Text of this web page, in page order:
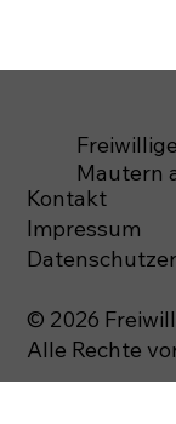
Kontakt
Impressum
© 2026
Alle Rechte
Mautern